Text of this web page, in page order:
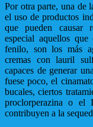
Por otra parte, una de
el uso de productos
que pueden causar
especial aquellos
fenilo, son los más
cremas con lauril
capaces de generar
fuese poco, el
bucales, ciertos
proclorperazina o el
contribuyen a la